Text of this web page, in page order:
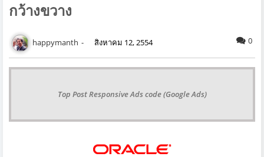
กว้างขวาง
happymanth สิงหาคม 12, 2554 0
Top Post Responsive Ads code (Google Ads)